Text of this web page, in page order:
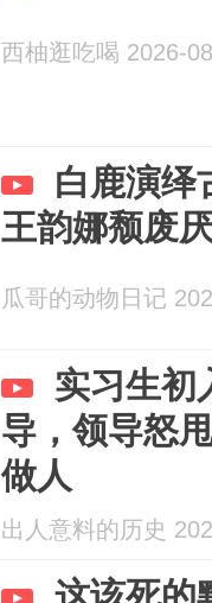
西柚逛吃喝 2026-
白鹿演绎
王韵娜颓废
瓜哥的动物日记
实习生初
导，领导怒
做人
出人意料的历史